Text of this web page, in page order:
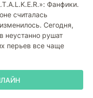
Фанфики.
считалась
Сегодня,
неустанно рушат
перьев все чаще